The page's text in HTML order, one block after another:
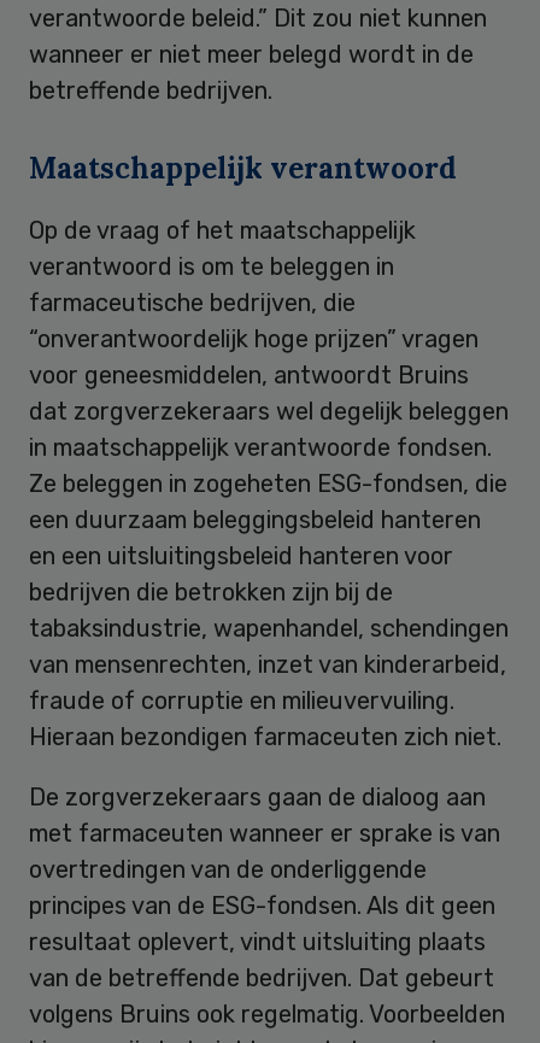
verantwoorde beleid.” Dit zou niet kunnen
wanneer er niet meer belegd wordt in de
betreffende bedrijven.
Maatschappelijk verantwoord
Op de vraag of het maatschappelijk
verantwoord is om te beleggen in
farmaceutische bedrijven, die
“onverantwoordelijk hoge prijzen” vragen
voor geneesmiddelen, antwoordt Bruins
dat zorgverzekeraars wel degelijk beleggen
in maatschappelijk verantwoorde fondsen.
Ze beleggen in zogeheten ESG-fondsen, die
een duurzaam beleggingsbeleid hanteren
en een uitsluitingsbeleid hanteren voor
bedrijven die betrokken zijn bij de
tabaksindustrie, wapenhandel, schendingen
van mensenrechten, inzet van kinderarbeid,
fraude of corruptie en milieuvervuiling.
Hieraan bezondigen farmaceuten zich niet.
De zorgverzekeraars gaan de dialoog aan
met farmaceuten wanneer er sprake is van
overtredingen van de onderliggende
principes van de ESG-fondsen. Als dit geen
resultaat oplevert, vindt uitsluiting plaats
van de betreffende bedrijven. Dat gebeurt
volgens Bruins ook regelmatig. Voorbeelden